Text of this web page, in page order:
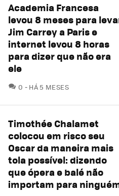
Academia Francesa
levou 8 meses para
Jim Carrey a Paris e
internet levou 8 horas
para dizer que não era
ele
0 COMENTÁRIOS
HÁ 5 MESES
Timothée Chalamet
colocou em risco seu
Oscar da maneira mais
tola possível: dizendo
que ópera e balé não
importam para